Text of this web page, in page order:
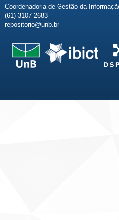
Coordenadoria de Gestão da
(61) 3107-2683
repositorio@unb.br